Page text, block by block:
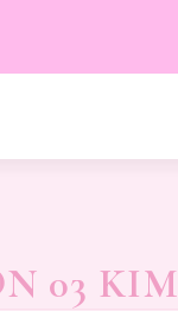
03 KIM